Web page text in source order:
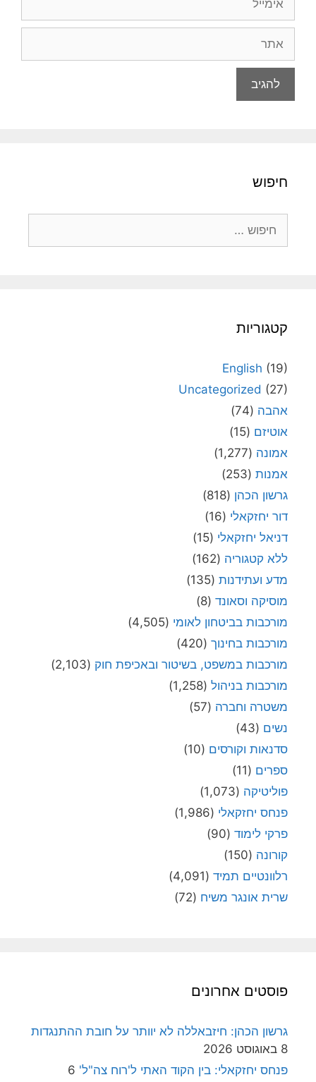
חיפוש
קטגוריות
English (19)
Uncategorized (27)
אהבה (74)
אוטיזם (15)
אמונה (1,277)
אמנות (253)
גרשון הכהן (818)
דור יחזקאלי (16)
דניאל יחזקאלי (15)
ללא קטגוריה (162)
מדע ועתידנות (135)
מוסיקה וסאונד (8)
מורכבות בביטחון לאומי (4,505)
מורכבות בחינוך (420)
מורכבות במשפט, בשיטור ובאכיפת חוק (2,103)
מורכבות בניהול (1,258)
משטרה וחברה (57)
נשים (43)
סדנאות וקורסים (10)
ספרים (11)
פוליטיקה (1,073)
פנחס יחזקאלי (1,986)
פרקי לימוד (90)
קורונה (150)
רלוונטיים תמיד (4,091)
שרית אונגר משיח (72)
פוסטים אחרונים
גרשון הכהן: חיזבאללה לא יוותר על חובת ההתנגדות
8 באוגוסט 2026
פנחס יחזקאלי: בין הקוד האתי ל'רוח צה"ל' 6